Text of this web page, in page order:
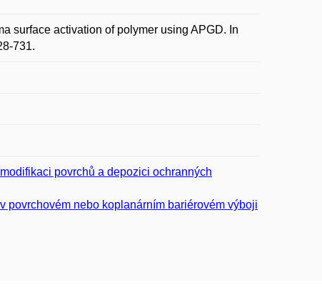
surface activation of polymer using APGD. In
731.
povrchů a depozici ochranných
povrchovém nebo koplanárním bariérovém výboji